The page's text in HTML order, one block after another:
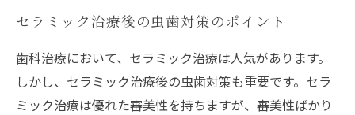
セラミック治療後の虫歯対策のポイント
歯科治療において、セラミック治療は人気があります。
しかし、セラミック治療後の虫歯対策も重要です。セラ
ミック治療は優れた審美性を持ちますが、審美性ばかり